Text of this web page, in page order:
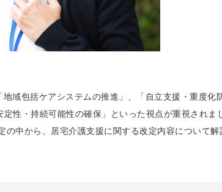
域包括ケアシステムの推進」、「自立支援・重度化
性・持続可能性の確保」といった視点が重視されま
中から、居宅介護支援に関する改定内容について解